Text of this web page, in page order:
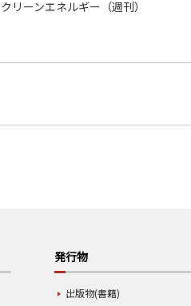
クリーンエネルギー（週刊）
発行物
出版物(書籍)